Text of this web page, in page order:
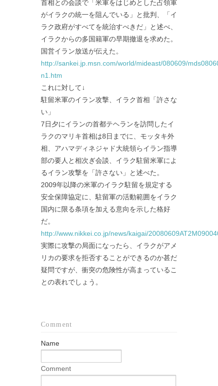
首相との会談で「米軍をはじめとした占領軍
がイラクの統一を阻んでいる」と批判、「イ
ラク政府がすべてを統治すべきだ」と述べ、
イラクからの多国籍軍の早期撤退を求めた。
国営イラン放送が伝えた。
http://sankei.jp.msn.com/world/mideast/080609/
n1.htm
これに対して↓
駐留米軍のイラン攻撃、イラク首相「許さな
い」
7日夕にイランの首都テヘランを訪問したイ
ラクのマリキ首相は8日までに、モッタキ外
相、アハマディネジャド大統領らイラン指導
部の要人と相次ぎ会談、イラク駐留米軍によ
るイラン攻撃を「許さない」と述べた。
2009年以降の米軍のイラク駐留を規定する
安全保障協定に、駐留軍の活動範囲をイラク
国内に限る条項を加える意向を示した格好
だ。
http://www.nikkei.co.jp/news/kaigai/
実際に攻撃の局面になったら、イラクがアメ
リカの要求を拒否することができるのか甚だ
疑問ですが、衝突の危険性が高まっているこ
との表れでしょう。
Comment
Name
Comment